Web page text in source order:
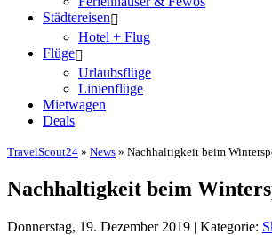
Städtereisen
Hotel + Flug
Flüge
Urlaubsflüge
Linienflüge
Mietwagen
Deals
TravelScout24 » News » Nachhaltigkeit beim
Nachhaltigkeit beim
Donnerstag, 19. Dezember 2019 | Kategorie: